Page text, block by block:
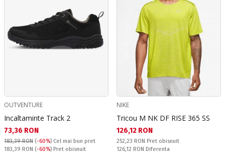
OUTVENTURE
Incaltaminte Track 2
Текуща цена:
73,36 RON
183,39 RON (-60%) Cel mai bun pret
Pret obisnuit:
183,39 RON (-60%) Pret obisnuit
NIKE
Tricou M NK DF RISE 365 SS
Текуща цена:
126,12 RON
Pret obisnuit:
252,23 RON Pret obisnuit
Спестявате:
126,12 RON Diferenta